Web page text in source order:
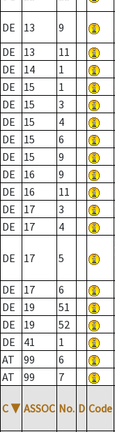
DE 13 9
DE
13 11
DE
14 1
DE
15 1
DE
15 3
DE
15 4
DE
15 6
DE
15 9
DE
16 9
DE
16 11
DE
17 3
DE
17 4
DE 17 5
DE 17 6
DE
19 51
DE
19 52
DE
41 1
AT
99 6
AT
99 7
C ▼ ASSOC No. D Code